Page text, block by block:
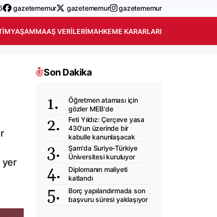
gazetememur gazetememur gazetememur
YAŞAMMAAŞ VERILERIMAHKEME KARARLARI
yer
Son Dakika
Öğretmen ataması için
gözler MEB'de
Feti Yıldız: Çerçeve yasa
430'un üzerinde bir
kabulle kanunlaşacak
Şam'da Suriye-Türkiye
Üniversitesi kuruluyor
Diplomanın maliyeti
katlandı
Borç yapılandırmada son
başvuru süresi yaklaşıyor